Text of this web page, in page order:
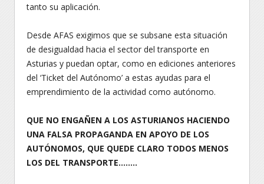
tanto su aplicación.
Desde AFAS exigimos que se subsane esta situación
de desigualdad hacia el sector del transporte en
Asturias y puedan optar, como en ediciones anteriores
del ‘Ticket del Autónomo’ a estas ayudas para el
emprendimiento de la actividad como autónomo.
QUE NO ENGAÑEN A LOS ASTURIANOS HACIENDO
UNA FALSA PROPAGANDA EN APOYO DE LOS
AUTÓNOMOS, QUE QUEDE CLARO TODOS MENOS
LOS DEL TRANSPORTE……..